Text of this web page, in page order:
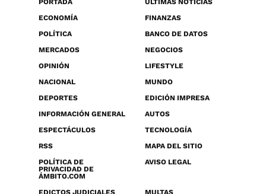
PORTADA
ÚLTIMAS NOTICIAS
ECONOMÍA
FINANZAS
POLÍTICA
BANCO DE DATOS
MERCADOS
NEGOCIOS
OPINIÓN
LIFESTYLE
NACIONAL
MUNDO
DEPORTES
EDICIÓN IMPRESA
INFORMACIÓN GENERAL
AUTOS
ESPECTÁCULOS
TECNOLOGÍA
RSS
MAPA DEL SITIO
POLÍTICA DE
PRIVACIDAD DE
ÁMBITO.COM
AVISO LEGAL